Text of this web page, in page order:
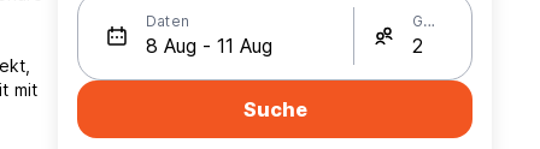
mit
Daten Gäste
Suche